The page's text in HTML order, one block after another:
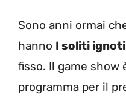
Sono anni ormai
hanno I soliti ignoti
fisso. Il game show
programma per il